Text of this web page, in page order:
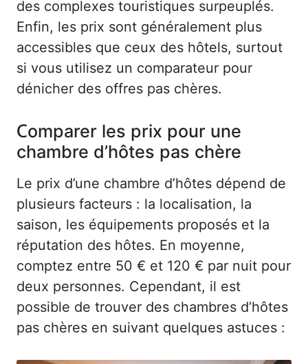
des complexes touristiques surpeuplés.
Enfin, les prix sont généralement plus
accessibles que ceux des hôtels, surtout
si vous utilisez un comparateur pour
dénicher des offres pas chères.
Comparer les prix pour une
chambre d’hôtes pas chère
Le prix d’une chambre d’hôtes dépend de
plusieurs facteurs : la localisation, la
saison, les équipements proposés et la
réputation des hôtes. En moyenne,
comptez entre 50 € et 120 € par nuit pour
deux personnes. Cependant, il est
possible de trouver des chambres d’hôtes
pas chères en suivant quelques astuces :